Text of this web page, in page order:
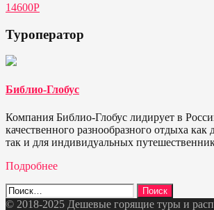
14600Р
Туроператор
Библио-Глобус
Компания Библио-Глобус лидирует в
качественного разнообразного отдыха как
так и для индивидуальных
Подробнее
Найти:
© 2018-2025 Дешевые горящие туры и